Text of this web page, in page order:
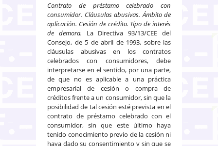
Contrato de préstamo celebrado con
consumidor. Cláusulas abusivas. Ámbito de
aplicación. Cesión de crédito. Tipo de interés
de demora. La Directiva 93/13/CEE del
Consejo, de 5 de abril de 1993, sobre las
cláusulas abusivas en los contratos
celebrados con consumidores, debe
interpretarse en el sentido, por una parte,
de que no es aplicable a una práctica
empresarial de cesión o compra de
créditos frente a un consumidor, sin que la
posibilidad de tal cesión esté prevista en el
contrato de préstamo celebrado con el
consumidor, sin que este último haya
tenido conocimiento previo de la cesión ni
haya dado su consentimiento y sin que se